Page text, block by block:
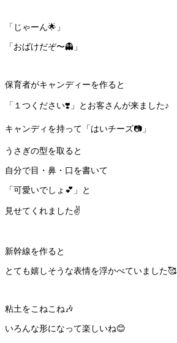
「じゃーん🌟」
「おばけだぞ〜👻」
保育者がキャンディーを作ると
「１つください❣️」とお客さんが来ました♪
キャンディを持って「はいチーズ📷」
うさぎの型を取ると
自分で目・鼻・口を書いて
「可愛いでしょ💕」と
見せてくれました✌️
新幹線を作ると
とても嬉しそうな表情を浮かべていました🥰
粘土をこねこね🎶
いろんな形になって楽しいね😊